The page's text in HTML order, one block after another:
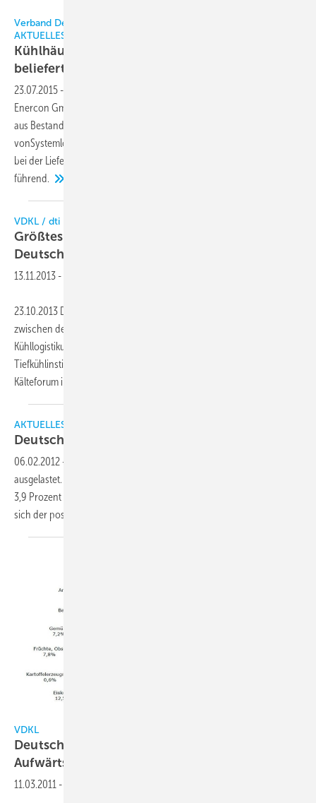
Verband Deutscher Kühlhäuser und Kühllogistikunternehmen |
AKTUELLES
Kühlhäuser werden zukünftig mit Windenergie
beliefert
23.07.2015 -
Enercon GmbH einen Vertrag über dieLieferung von grüner Energie
aus Bestandswindparks geschlossen. Als Anbieterin
vonSystemlösungen für regenerative Energien ist die Enercon GmbH
bei der Lieferungvon Energie aus Windenergieanlagen in Deutschland
führend.
VDKL / dti
Größtes automatisiertes Kühlhaus
Deutschlands
13.11.2013 -
23.10.2013 Die Arbeitsgemeinschaft Kälteforum, eine Kooperation
zwischen dem Verband Deutscher Kühlhäuser und
Kühllogistikunternehmen e. V. (VDKL) und dem Deutschen
Tiefkühlinstitut (dti), veranstaltete vom 16. bis 17. Oktober das 9.
Kälteforum in Münster und in Rheine. Mit dabei waren rund
AKTUELLES
Deutsche Kühlhäuser gut
06.02.2012 -
ausgelastet. Mit 74,4 Prozent im Jahr 2011 lag die Gesamtauslastung
3,9 Prozent über der durchschnittlichen Auslastung 2010. Damit hat
sich der positive Trend der letzten Jahre
VDKL
Deutsche Kühlhäuser seit Sommer 2010 im
Aufwärtstrend
11.03.2011 -